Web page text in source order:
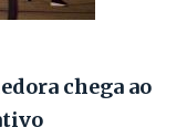
chega ao